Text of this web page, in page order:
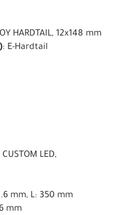
HARDTAIL, 12x148 mm
: E-Hardtail
LED,
mm, L: 350 mm
mm